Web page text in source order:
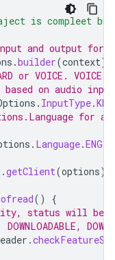
is compleet
and output
.builder(context)
or VOICE.
on audio
. InputType.
for
. Language.
.getClient(options)
()
{
status will be
.